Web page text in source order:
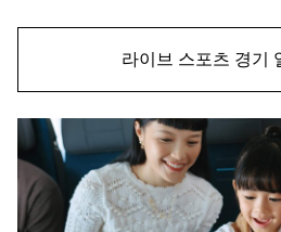
라이브 스포츠 경기